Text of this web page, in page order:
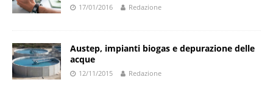
17/01/2016 Redazione
Austep, impianti biogas e depurazione delle
acque
12/11/2015 Redazione